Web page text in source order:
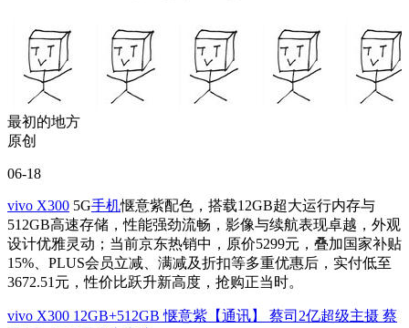
最初的地方
原创
06-18
vivo X300 5G手机惬意紫配色，搭载12GB超大运行内存与
512GB高速存储，性能强劲流畅，影像与续航表现卓越，外观
设计优雅灵动；当前京东热销中，原价5299元，叠加国家补贴
15%、PLUS会员立减、满减及折扣等多重优惠后，实付低至
3672.51元，性价比跃升新高度，抢购正当时。
vivo X300 12GB+512GB 惬意紫【通讯】 蔡司2亿超级主摄 蔡